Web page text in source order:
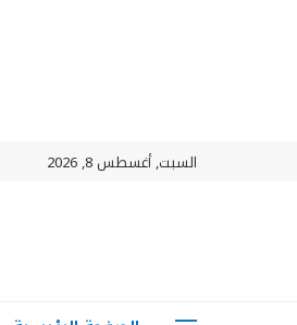
السبت, أغسطس 8, 2026